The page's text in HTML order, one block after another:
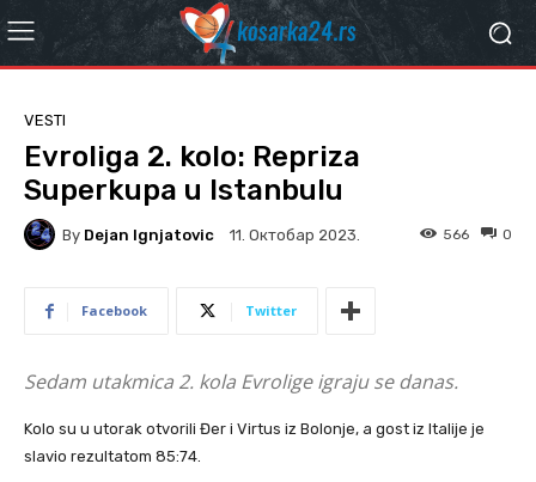
VESTI
Evroliga 2. kolo: Repriza
Superkupa u Istanbulu
By Dejan Ignjatovic 11. Октобар 2023. 0
566
Facebook Twitter
Sedam utakmica 2. kola Evrolige igraju se danas.
Kolo su u utorak otvorili Đer i Virtus iz Bolonje, a gost iz Italije je
slavio rezultatom 85:74.